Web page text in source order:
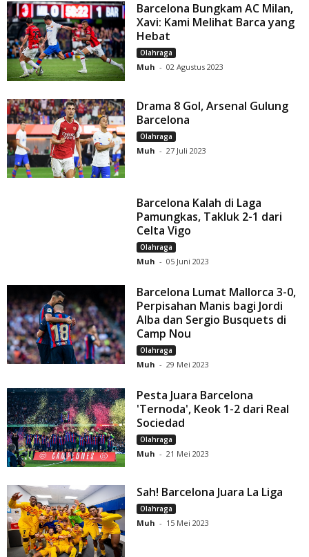
Barcelona Bungkam AC Milan,
Xavi: Kami Melihat Barca yang
Hebat
Olahraga
Muh - 02 Agustus 2023
Drama 8 Gol, Arsenal Gulung
Barcelona
Olahraga
Muh - 27 Juli 2023
Barcelona Kalah di Laga
Pamungkas, Takluk 2-1 dari
Celta Vigo
Olahraga
Muh - 05 Juni 2023
Barcelona Lumat Mallorca 3-0,
Perpisahan Manis bagi Jordi
Alba dan Sergio Busquets di
Camp Nou
Olahraga
Muh - 29 Mei 2023
Pesta Juara Barcelona
'Ternoda', Keok 1-2 dari Real
Sociedad
Olahraga
Muh - 21 Mei 2023
Sah! Barcelona Juara La Liga
Olahraga
Muh - 15 Mei 2023